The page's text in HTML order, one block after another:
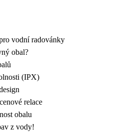
vodní radovánky
obal?
(IPX)
relace
obalu
z vody!